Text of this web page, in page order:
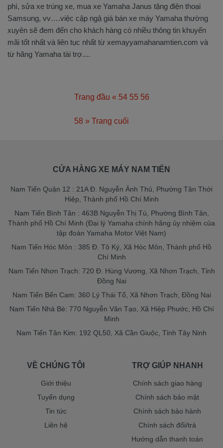
phí, sửa xe trúng xe, mua xe Yamaha Janus tặng điện thoại
Samsung, vv….việc cập ngậ giá bán xe máy Yamaha thường
xuyên sẽ đem đến cho khách hàng có nhiều thông tin khuyến
mãi tốt nhất và liên tục nhất từ xemayyamahanamtien.com và
từ hãng Yamaha tài trợ....
Trang đầu « 54 55 56
58 » Trang cuối
CỬA HÀNG XE MÁY NAM TIẾN
Nam Tiến Quận 12 : 21A Đ. Nguyễn Ảnh Thủ, Phường Tân Thới
Hiệp, Thành phố Hồ Chí Minh
Nam Tiến Bình Tân : 463B Nguyễn Thị Tú, Phường Bình Tân,
Thành phố Hồ Chí Minh (Đại lý Yamaha chính hãng ủy nhiệm của
tập đoàn Yamaha Motor Việt Nam)
Nam Tiến Hóc Môn : 385 Đ. Tô Ký, Xã Hóc Môn, Thành phố Hồ
Chí Minh
Nam Tiến Nhơn Trạch: 720 Đ. Hùng Vương, Xã Nhơn Trạch, Tỉnh
Đồng Nai
Nam Tiến Bến Cam: 360 Lý Thái Tổ, Xã Nhơn Trạch, Đồng Nai
Nam Tiến Nhà Bè: 770 Nguyễn Văn Tạo, Xã Hiệp Phước, Hồ Chí
Minh
Nam Tiến Tân Kim: 192 QL50, Xã Cần Giuộc, Tỉnh Tây Ninh
VỀ CHÚNG TÔI
Giới thiệu
Tuyển dụng
Tin tức
Liên hệ
TRỢ GIÚP NHANH
Chính sách giao hàng
Chính sách bảo mật
Chính sách bảo hành
Chính sách đổi/trả
Hướng dẫn thanh toán